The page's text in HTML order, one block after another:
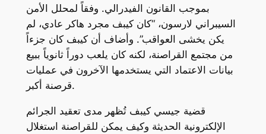
بموجب القانون الفيدرالي. وفقاً لمحلل الأمن
السيبراني لارسون، “كان كيبف مجرد هاكر عادي، لم
يكن يخشى العواقب”. وأضاف أن كيبف كان جزءاً
من مجتمع القراصنة، لكنه كان يلعب دوراً ثانوياً ببيع
بيانات الاعتماد التي يستخدمها الآخرون في عمليات
قرصنة أكبر.
قضية جيسي كيبف تُظهر مدى تعقيد الجرائم
الإلكترونية الحديثة وكيف يمكن للقراصنة استغلال